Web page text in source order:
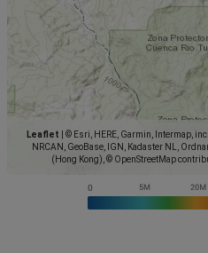
Leaflet
© Esri, HERE, Garmin, Intermap,
NRCAN, GeoBase, IGN, Kadaster NL,
(Hong Kong), © OpenStreetMap